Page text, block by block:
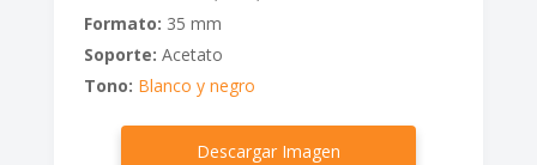
Formato: 35 mm
Soporte: Acetato
Tono: Blanco y negro
Descargar Imagen